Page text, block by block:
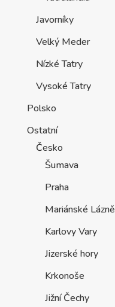
Javorníky
Velký Meder
Nízké Tatry
Vysoké Tatry
Polsko
Ostatní
Česko
Šumava
Praha
Mariánské Lázně
Karlovy Vary
Jizerské hory
Krkonoše
Jižní Čechy